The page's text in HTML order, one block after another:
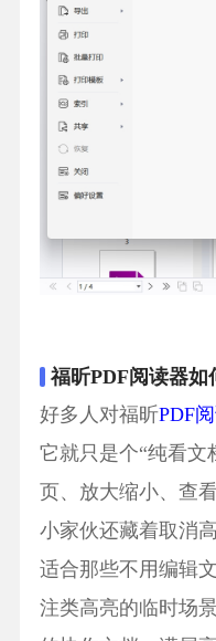
福昕PDF阅读器如
好多人对福昕PDF
它就只是个“纯看文
页、放大缩小、查
小家伙还藏着取消
适合那些不用编辑
注类高亮的临时场